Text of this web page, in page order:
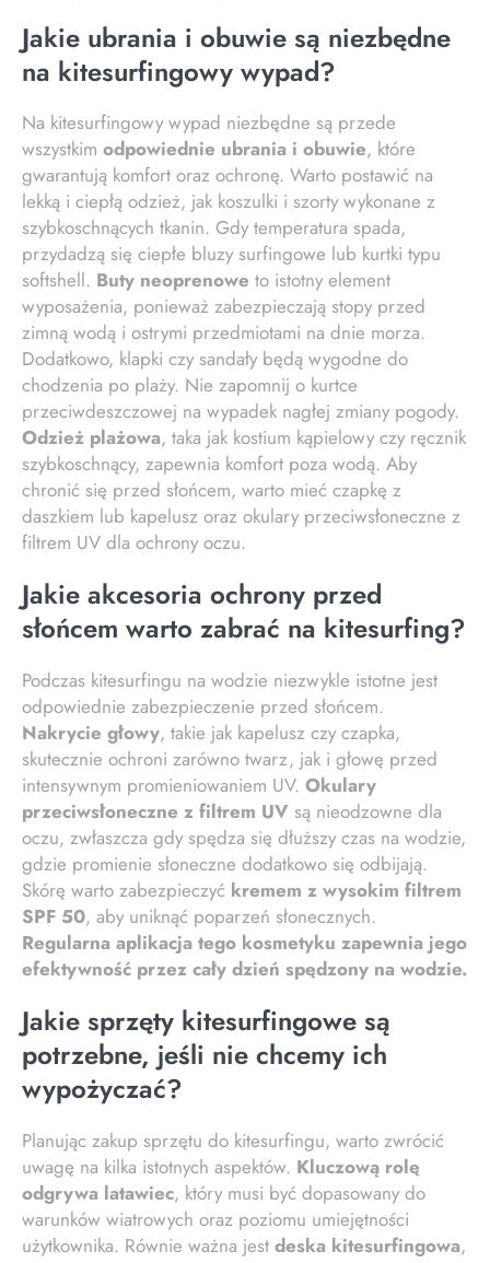
Jakie ubrania i obuwie są niezbędne
na kitesurfingowy wypad?
Na kitesurfingowy wypad niezbędne są przede
wszystkim odpowiednie ubrania i obuwie, które
gwarantują komfort oraz ochronę. Warto postawić na
lekką i ciepłą odzież, jak koszulki i szorty wykonane z
szybkoschnących tkanin. Gdy temperatura spada,
przydadzą się ciepłe bluzy surfingowe lub kurtki typu
softshell. Buty neoprenowe to istotny element
wyposażenia, ponieważ zabezpieczają stopy przed
zimną wodą i ostrymi przedmiotami na dnie morza.
Dodatkowo, klapki czy sandały będą wygodne do
chodzenia po plaży. Nie zapomnij o kurtce
przeciwdeszczowej na wypadek nagłej zmiany pogody.
Odzież plażowa, taka jak kostium kąpielowy czy ręcznik
szybkoschnący, zapewnia komfort poza wodą. Aby
chronić się przed słońcem, warto mieć czapkę z
daszkiem lub kapelusz oraz okulary przeciwsłoneczne z
filtrem UV dla ochrony oczu.
Jakie akcesoria ochrony przed
słońcem warto zabrać na kitesurfing?
Podczas kitesurfingu na wodzie niezwykle istotne jest
odpowiednie zabezpieczenie przed słońcem.
Nakrycie głowy, takie jak kapelusz czy czapka,
skutecznie ochroni zarówno twarz, jak i głowę przed
intensywnym promieniowaniem UV. Okulary
przeciwsłoneczne z filtrem UV są nieodzowne dla
oczu, zwłaszcza gdy spędza się dłuższy czas na wodzie,
gdzie promienie słoneczne dodatkowo się odbijają.
Skórę warto zabezpieczyć kremem z wysokim filtrem
SPF 50, aby uniknąć poparzeń słonecznych.
Regularna aplikacja tego kosmetyku zapewnia jego
efektywność przez cały dzień spędzony na wodzie.
Jakie sprzęty kitesurfingowe są
potrzebne, jeśli nie chcemy ich
wypożyczać?
Planując zakup sprzętu do kitesurfingu, warto zwrócić
uwagę na kilka istotnych aspektów. Kluczową rolę
odgrywa latawiec, który musi być dopasowany do
warunków wiatrowych oraz poziomu umiejętności
użytkownika. Równie ważna jest deska kitesurfingowa,